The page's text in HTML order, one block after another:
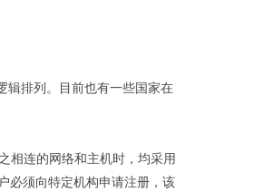
辑排列。目前也有一些国家在
相连的网络和主机时，均采用
必须向特定机构申请注册，该